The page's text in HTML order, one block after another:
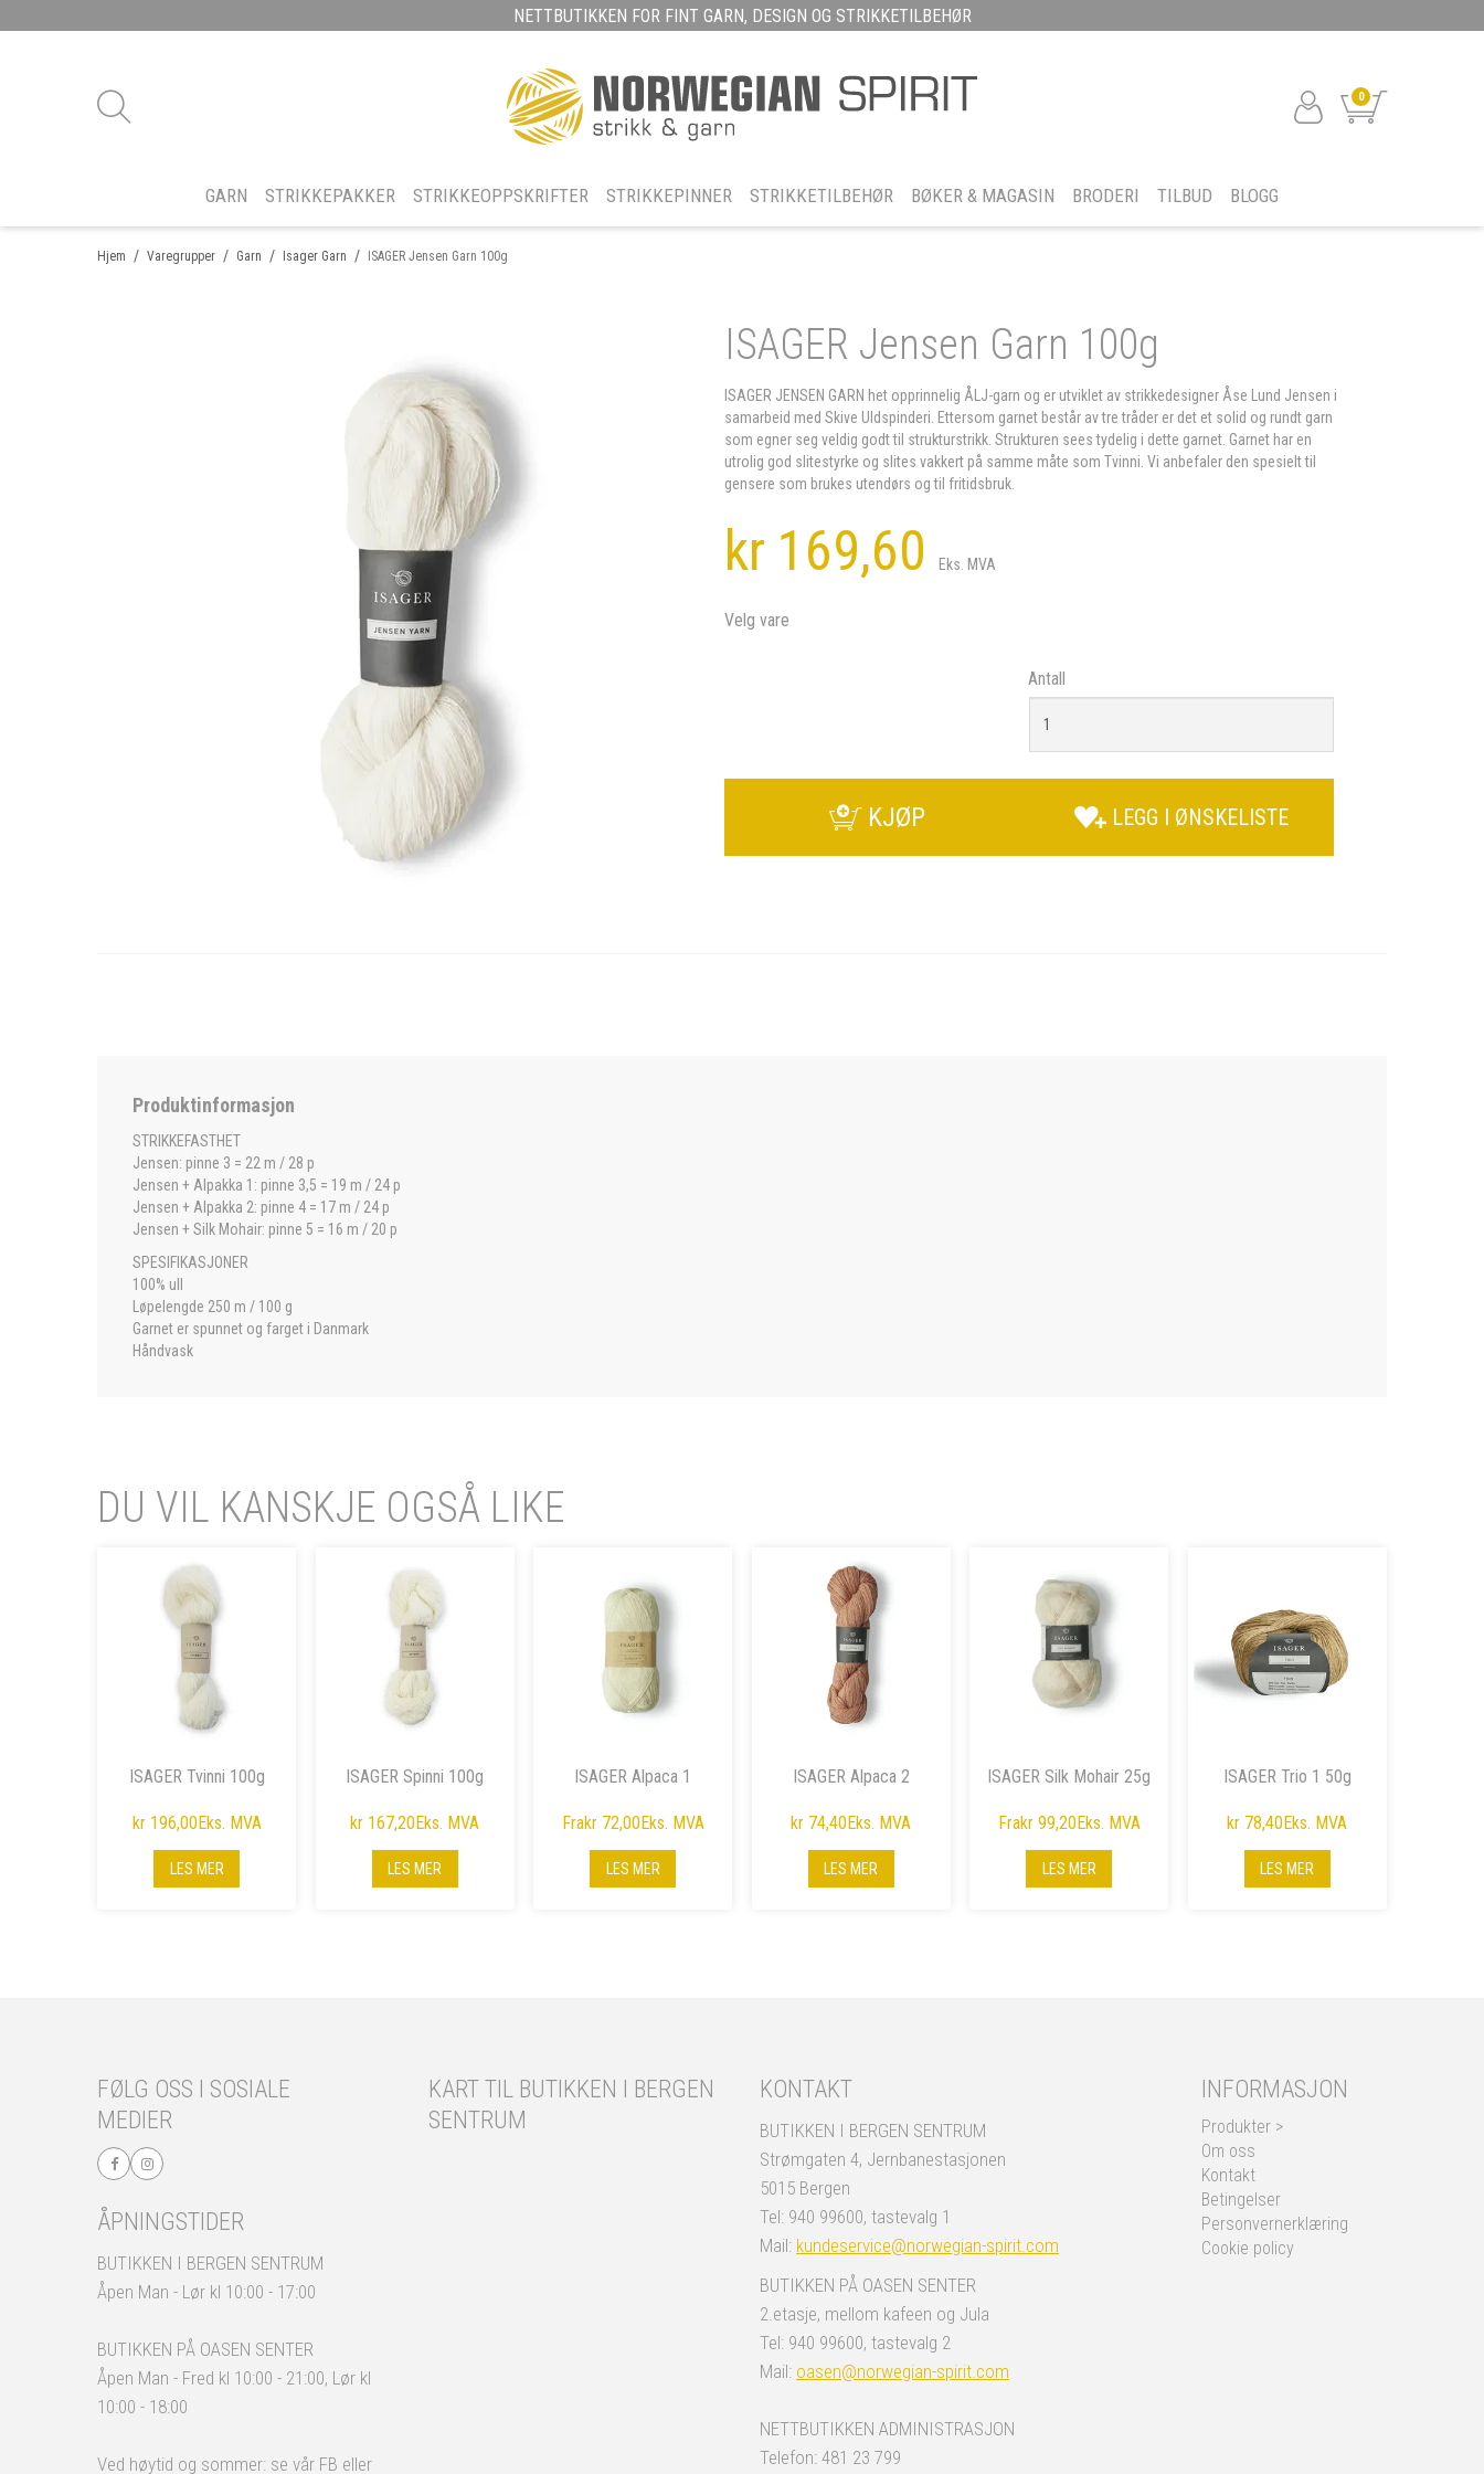
NETTBUTIKKEN FOR FINT GARN, DESIGN OG STRIKKETILBEHØR
0
GARN STRIKKEPAKKER STRIKKEOPPSKRIFTER STRIKKEPINNER STRIKKETILBEHØR BØKER & MAGASIN BRODERI TILBUD BLOGG
/
Hjem /
Varegrupper /
Garn /
Isager Garn ISAGER Jensen Garn 100g
ISAGER Jensen Garn 100g
ISAGER JENSEN GARN het opprinnelig ÅLJ-garn og er utviklet av strikkedesigner Åse Lund Jensen i
samarbeid med Skive Uldspinderi. Ettersom garnet består av tre tråder er det et solid og rundt garn
som egner seg veldig godt til strukturstrikk. Strukturen sees tydelig i dette garnet. Garnet har en
utrolig god slitestyrke og slites vakkert på samme måte som Tvinni. Vi anbefaler den spesielt til
gensere som brukes utendørs og til fritidsbruk.
kr 169,60 Eks. MVA
Velg vare
Antall
KJØP LEGG I ØNSKELISTE
Produktinformasjon
STRIKKEFASTHET
Jensen: pinne 3 = 22 m / 28 p
Jensen + Alpakka 1: pinne 3,5 = 19 m / 24 p
Jensen + Alpakka 2: pinne 4 = 17 m / 24 p
Jensen + Silk Mohair: pinne 5 = 16 m / 20 p
SPESIFIKASJONER
100% ull
Løpelengde 250 m / 100 g
Garnet er spunnet og farget i Danmark
Håndvask
DU VIL KANSKJE OGSÅ LIKE
ISAGER Tvinni 100g
kr 196,00Eks. MVA
LES MER
ISAGER Spinni 100g
kr 167,20Eks. MVA
LES MER
ISAGER Alpaca 1
Frakr 72,00Eks. MVA
LES MER
ISAGER Alpaca 2
kr 74,40Eks. MVA
LES MER
ISAGER Silk Mohair 25g
Frakr 99,20Eks. MVA
LES MER
ISAGER Trio 1 50g
kr 78,40Eks. MVA
LES MER
FØLG OSS I SOSIALE
MEDIER
ÅPNINGSTIDER
BUTIKKEN I BERGEN SENTRUM
Åpen Man - Lør kl 10:00 - 17:00
BUTIKKEN PÅ OASEN SENTER
Åpen Man - Fred kl 10:00 - 21:00, Lør kl
10:00 - 18:00
Ved høytid og sommer: se vår FB eller
KART TIL BUTIKKEN I BERGEN
SENTRUM
KONTAKT
BUTIKKEN I BERGEN SENTRUM
Strømgaten 4, Jernbanestasjonen
5015 Bergen
Tel: 940 99600, tastevalg 1
Mail: kundeservice@norwegian-spirit.com
BUTIKKEN PÅ OASEN SENTER
2.etasje, mellom kafeen og Jula
Tel: 940 99600, tastevalg 2
Mail: oasen@norwegian-spirit.com
NETTBUTIKKEN ADMINISTRASJON
Telefon: 481 23 799
INFORMASJON
Produkter >
Om oss
Kontakt
Betingelser
Personvernerklæring
Cookie policy